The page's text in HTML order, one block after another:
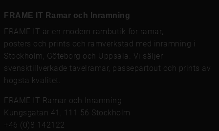
FRAME IT Ramar och Inramning
FRAME IT är en modern rambutik för ramar
posters och prints och ramverkstad med inramning i
Stockholm, Göteborg och Uppsala. Vi säljer
svensktillverkade tavelramar, passepartout och prints av
högsta kvalitet.
FRAME IT Ramar och Inramning
Kungsgatan 41, 111 56 Stockholm
+46 (0)8 142122